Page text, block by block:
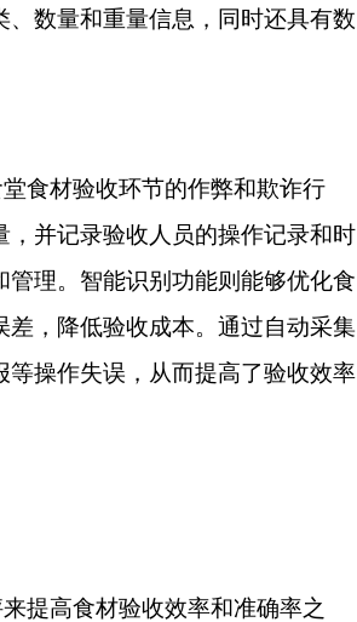
数量和重量信息，同时还具有数
食材验收环节的作弊和欺诈行
并记录验收人员的操作记录和时
理。智能识别功能则能够优化食
，降低验收成本。通过自动采集
操作失误，从而提高了验收效率
提高食材验收效率和准确率之